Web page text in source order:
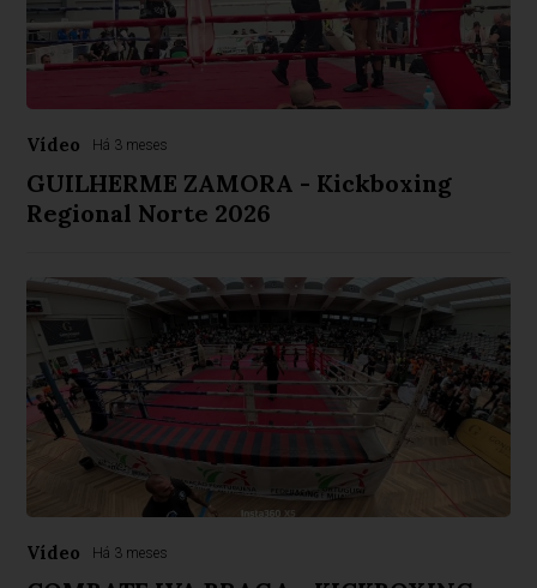
Vídeo Há 3 meses
GUILHERME ZAMORA - Kickboxing
Regional Norte 2026
Vídeo Há 3 meses